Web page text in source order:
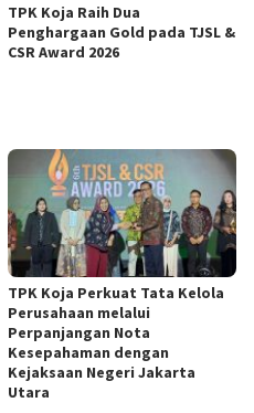
TPK Koja Raih Dua
Penghargaan Gold pada TJSL &
CSR Award 2026
TPK Koja Perkuat Tata Kelola
Perusahaan melalui
Perpanjangan Nota
Kesepahaman dengan
Kejaksaan Negeri Jakarta
Utara ‎